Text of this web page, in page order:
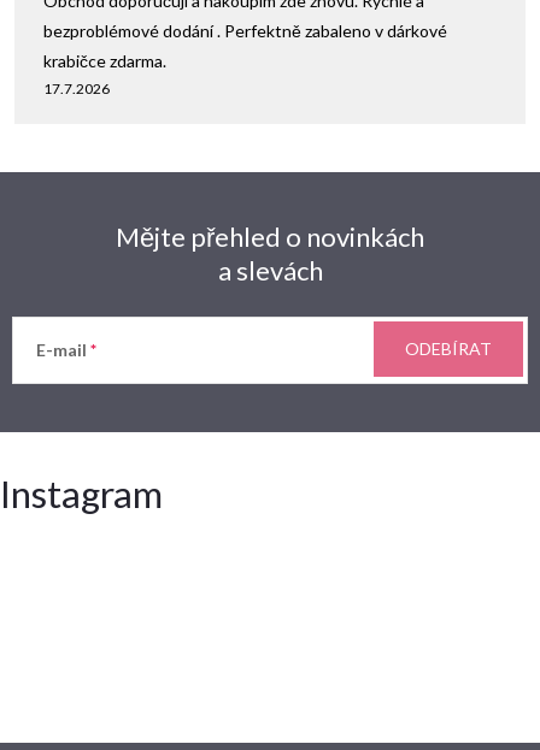
17.7.2026
bezproblémové dodání . Perfektně zabaleno v dárkové
krabičce zdarma.
Mějte přehled o novinkách
a slevách
E-mail ODEBÍRAT
Instagram